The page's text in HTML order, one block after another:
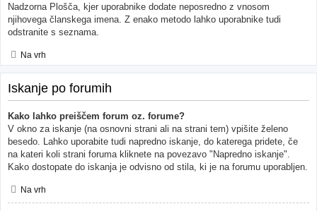
Nadzorna Plošča, kjer uporabnike dodate neposredno z vnosom
njihovega članskega imena. Z enako metodo lahko uporabnike tudi
odstranite s seznama.
Na vrh
Iskanje po forumih
Kako lahko preiščem forum oz. forume?
V okno za iskanje (na osnovni strani ali na strani tem) vpišite želeno
besedo. Lahko uporabite tudi napredno iskanje, do katerega pridete, če
na kateri koli strani foruma kliknete na povezavo "Napredno iskanje".
Kako dostopate do iskanja je odvisno od stila, ki je na forumu uporabljen.
Na vrh